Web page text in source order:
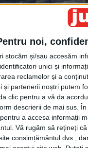
noi,
stocăm și/sau accesăm
unici și
reclamelor și a
și partenerii noștri putem
clic pentru a vă da
descrierii de mai sus.
a accesa informații
Vă rugăm să rețineți
consimțământul dvs.,
a fost din nou la
mîna cu meseriașii:
să mă strîngeți
pe măsură ce se